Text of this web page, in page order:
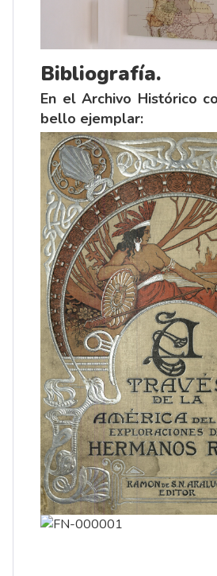
Bibliografía.
En el Archivo Histórico
bello ejemplar: